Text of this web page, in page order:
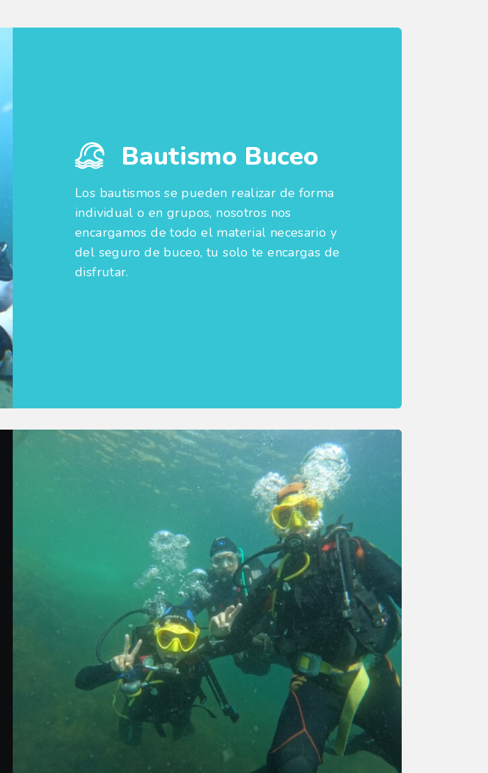
Bautismo Buceo
Los bautismos se pueden realizar de forma
individual o en grupos, nosotros nos
encargamos de todo el material necesario y
del seguro de buceo, tu solo te encargas de
disfrutar.